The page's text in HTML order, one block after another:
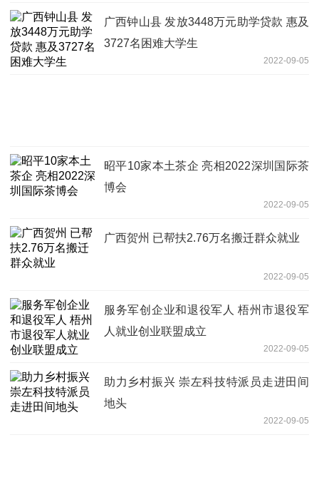
广西钟山县 发放3448万元助学贷款 惠及
3727名困难大学生
2022-09-05
昭平10家本土茶企 亮相2022深圳国际茶
博会
2022-09-05
广西贺州 已帮扶2.76万名搬迁群众就业
2022-09-05
服务军创企业和退役军人 梧州市退役军
人就业创业联盟成立
2022-09-05
助力乡村振兴 崇左科技特派员走进田间
地头
2022-09-05